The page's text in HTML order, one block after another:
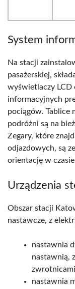
System
Na stacji
pasażerskiej,
wyświetlaczy LCD
informacyjnych
pociągów. Tablice
podróżni są na
Zegary, które
odjazdowych, są
orientację w
Urządzenia
Obszar stacji
nastawcze, z
nastawnia
nastawnią,
nastawnia